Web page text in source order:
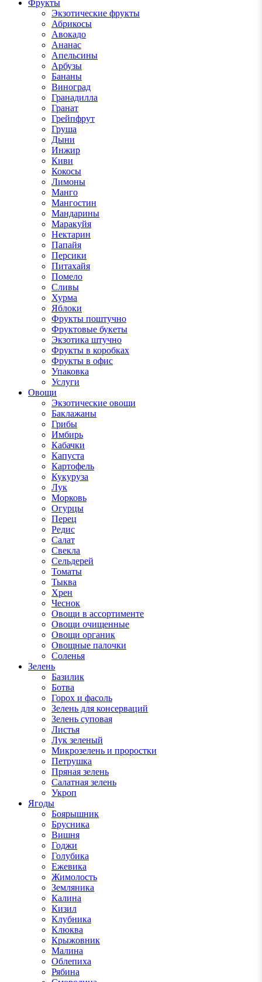
Фрукты
Экзотические фрукты
Абрикосы
Авокадо
Ананас
Апельсины
Арбузы
Бананы
Виноград
Гранадилла
Гранат
Грейпфрут
Груша
Дыни
Инжир
Киви
Кокосы
Лимоны
Манго
Мангостин
Мандарины
Маракуйя
Нектарин
Папайя
Персики
Питахайя
Помело
Сливы
Хурма
Яблоки
Фрукты поштучно
Фруктовые букеты
Экзотика штучно
Фрукты в коробках
Фрукты в офис
Упаковка
Услуги
Овощи
Экзотические овощи
Баклажаны
Грибы
Имбирь
Кабачки
Капуста
Картофель
Кукуруза
Лук
Морковь
Огурцы
Перец
Редис
Салат
Свекла
Сельдерей
Томаты
Тыква
Хрен
Чеснок
Овощи в ассортименте
Овощи очищенные
Овощи органик
Овощные палочки
Соленья
Зелень
Базилик
Ботва
Горох и фасоль
Зелень для консерваций
Зелень суповая
Листья
Лук зеленый
Микрозелень и проростки
Петрушка
Пряная зелень
Салатная зелень
Укроп
Ягоды
Боярышник
Брусника
Вишня
Годжи
Голубика
Ежевика
Жимолость
Земляника
Калина
Кизил
Клубника
Клюква
Крыжовник
Малина
Облепиха
Рябина